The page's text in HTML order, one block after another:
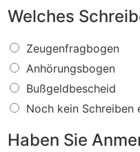
i
V
e
r
s
t
o
ß
w
Welches
W
e
c
h
e
S
Zeugenfragbogen
Anhörungsbogen
Bußgeldbescheid
Noch kein Schreiben
Haben Sie